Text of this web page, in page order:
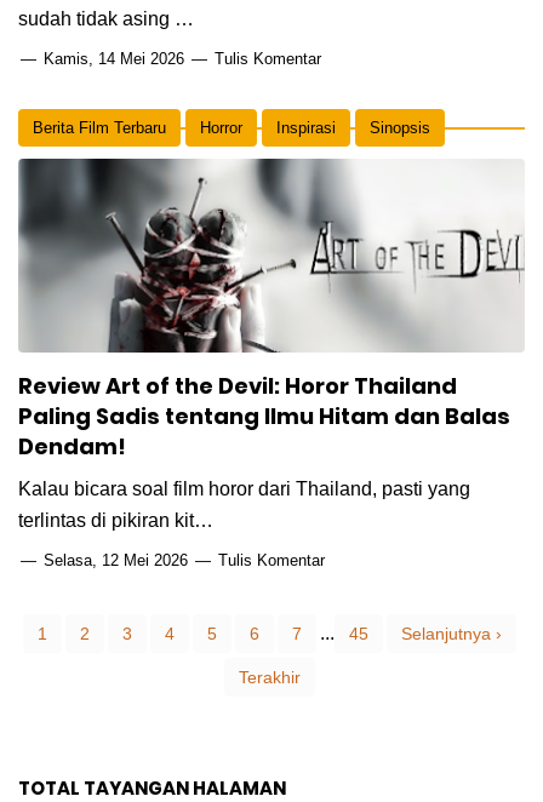
sudah tidak asing …
Kamis, 14 Mei 2026 Tulis Komentar
Berita Film Terbaru Horror Inspirasi Sinopsis
Review Art of the Devil: Horor Thailand
Paling Sadis tentang Ilmu Hitam dan Balas
Dendam!
Kalau bicara soal film horor dari Thailand, pasti yang
terlintas di pikiran kit…
Selasa, 12 Mei 2026 Tulis Komentar
1 2 3 4 5 6 7 ... 45 Selanjutnya ›
Terakhir
TOTAL TAYANGAN HALAMAN